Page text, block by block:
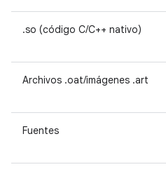
.so (código C/C++ nativo)
Archivos .oat/imágenes .art
Fuentes